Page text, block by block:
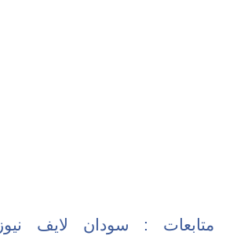
متابعات : سودان لايف نيوز